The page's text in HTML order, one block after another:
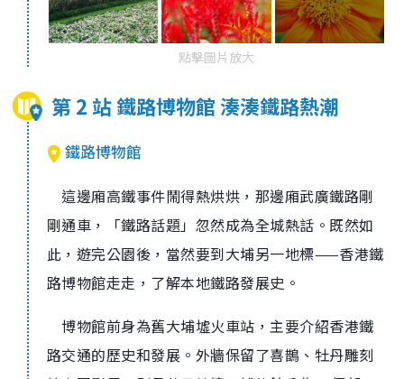
點擊圖片放大
第 2 站 鐵路博物館 湊湊鐵路熱潮
鐵路博物館
這邊廂高鐵事件鬧得熱烘烘，那邊廂武廣鐵路剛
剛通車，「鐵路話題」忽然成為全城熱話。既然如
此，遊完公園後，當然要到大埔另一地標——香港鐵
路博物館走走，了解本地鐵路發展史。
博物館前身為舊大埔墟火車站，主要介紹香港鐵
路交通的歷史和發展。外牆保留了喜鵲、牡丹雕刻